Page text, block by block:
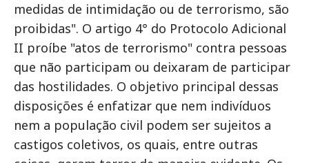
medidas de intimidação ou de terrorismo, são
proibidas". O artigo 4° do Protocolo Adicional
II proíbe "atos de terrorismo" contra pessoas
que não participam ou deixaram de participar
das hostilidades. O objetivo principal dessas
disposições é enfatizar que nem indivíduos
nem a população civil podem ser sujeitos a
castigos coletivos, os quais, entre outras